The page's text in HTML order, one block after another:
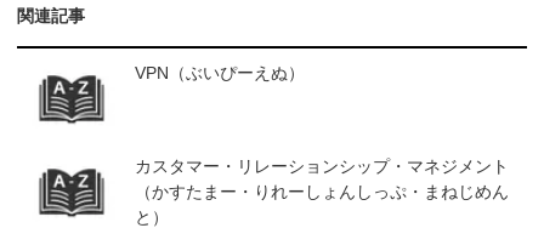
関連記事
VPN（ぶいぴーえぬ）
カスタマー・リレーションシップ・マネジメント
（かすたまー・りれーしょんしっぷ・まねじめん
と）